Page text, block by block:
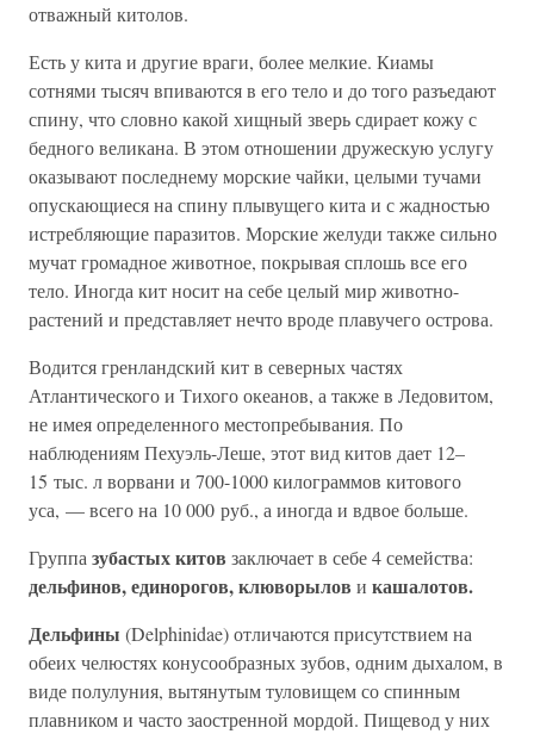
отважный китолов.
Есть у кита и другие враги, более мелкие. Киамы
сотнями тысяч впиваются в его тело и до того разъедают
спину, что словно какой хищный зверь сдирает кожу с
бедного великана. В этом отношении дружескую услугу
оказывают последнему морские чайки, целыми тучами
опускающиеся на спину плывущего кита и с жадностью
истребляющие паразитов. Морские желуди также сильно
мучат громадное животное, покрывая сплошь все его
тело. Иногда кит носит на себе целый мир животно-
растений и представляет нечто вроде плавучего острова.
Водится гренландский кит в северных частях
Атлантического и Тихого океанов, а также в Ледовитом,
не имея определенного местопребывания. По
наблюдениям Пехуэль-Леше, этот вид китов дает 12–
15 тыс. л ворвани и 700-1000 килограммов китового
уса, — всего на 10 000 руб., а иногда и вдвое больше.
Группа зубастых китов заключает в себе 4 семейства:
дельфинов, единорогов, клюворылов и кашалотов.
Дельфины (Delphinidae) отличаются присутствием на
обеих челюстях конусообразных зубов, одним дыхалом, в
виде полулуния, вытянутым туловищем со спинным
плавником и часто заостренной мордой. Пищевод у них